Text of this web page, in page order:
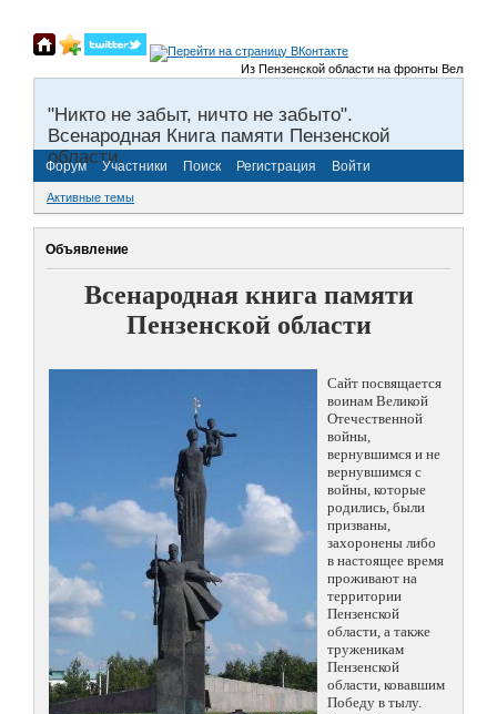
Из Пензенской области на фронты Великой
"Никто не забыт, ничто не забыто".
Всенародная Книга памяти Пензенской
области.
Форум Участники Поиск Регистрация Войти
Активные темы
Объявление
Всенародная книга памяти
Пензенской области
Сайт посвящается
воинам Великой
Отечественной
войны,
вернувшимся и не
вернувшимся с
войны, которые
родились, были
призваны,
захоронены либо
в настоящее время
проживают на
территории
Пензенской
области, а также
труженикам
Пензенской
области, ковавшим
Победу в тылу.